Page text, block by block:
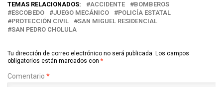
TEMAS RELACIONADOS: ACCIDENTE
BOMBEROS
ESCOBEDO
JUEGO MECÁNICO
POLICÍA ESTATAL
PROTECCIÓN CIVIL
SAN MIGUEL RESIDENCIAL
SAN PEDRO CHOLULA
Tu dirección de correo electrónico no será publicada. Los campos
obligatorios están marcados con *
Comentario *